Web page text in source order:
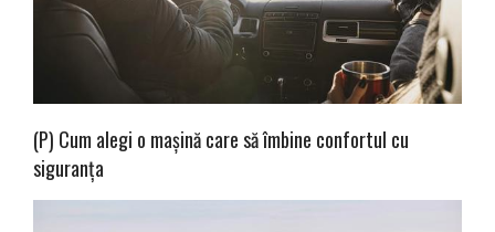
(P) Cum alegi o mașină care să îmbine confortul cu
siguranța